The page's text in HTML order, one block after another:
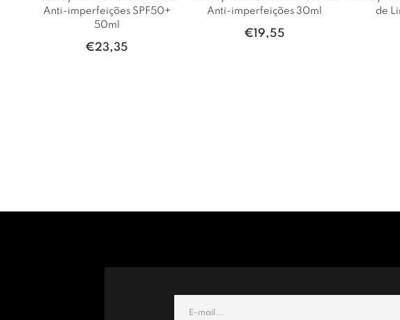
Anti-imperfeições SPF50+
50ml
€23,35
Anti-imperfeições 30ml
€19,55
de